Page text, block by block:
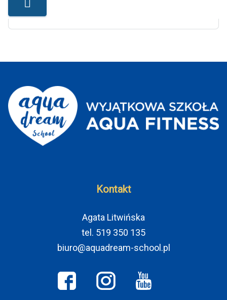
Kontakt
Agata Litwińska
tel. 519 350 135
biuro@aquadream-school.pl